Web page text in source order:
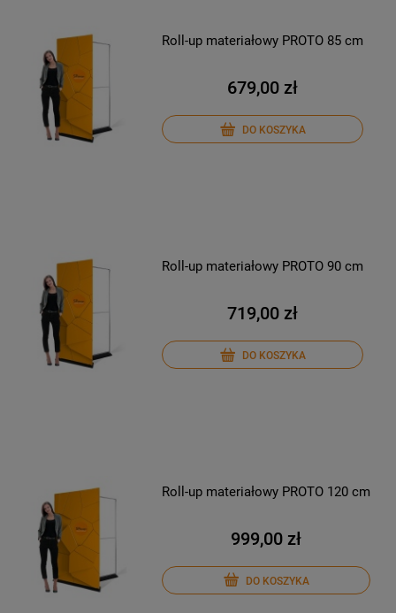
Roll-up materiałowy PROTO 85 cm
679,00 zł
DO KOSZYKA
Roll-up materiałowy PROTO 90 cm
719,00 zł
DO KOSZYKA
Roll-up materiałowy PROTO 120 cm
999,00 zł
DO KOSZYKA